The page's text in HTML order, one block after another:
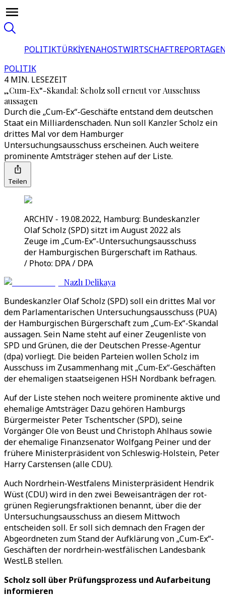
POLITIKTÜRKİYENAHOSTWIRTSCHAFT
POLITIK
4 MIN. LESEZEIT
„Cum-Ex“-Skandal: Scholz soll erneut vor Ausschuss
aussagen
Durch die „Cum-Ex“-Geschäfte entstand dem deutschen
Staat ein Milliardenschaden. Nun soll Kanzler Scholz ein
drittes Mal vor dem Hamburger
Untersuchungsausschuss erscheinen. Auch weitere
prominente Amtsträger stehen auf der Liste.
Teilen
ARCHIV - 19.08.2022, Hamburg: Bundeskanzler
Olaf Scholz (SPD) sitzt im August 2022 als
Zeuge im „Cum-Ex“-Untersuchungsausschuss
der Hamburgischen Bürgerschaft im Rathaus.
/ Photo: DPA / DPA
Nazlı Delikaya
Bundeskanzler Olaf Scholz (SPD) soll ein drittes Mal vor
dem Parlamentarischen Untersuchungsausschuss (PUA)
der Hamburgischen Bürgerschaft zum „Cum-Ex“-Skandal
aussagen. Sein Name steht auf einer Zeugenliste von
SPD und Grünen, die der Deutschen Presse-Agentur
(dpa) vorliegt. Die beiden Parteien wollen Scholz im
Ausschuss im Zusammenhang mit „Cum-Ex“-Geschäften
der ehemaligen staatseigenen HSH Nordbank befragen.
Auf der Liste stehen noch weitere prominente aktive und
ehemalige Amtsträger. Dazu gehören Hamburgs
Bürgermeister Peter Tschentscher (SPD), seine
Vorgänger Ole von Beust und Christoph Ahlhaus sowie
der ehemalige Finanzsenator Wolfgang Peiner und der
frühere Ministerpräsident von Schleswig-Holstein, Peter
Harry Carstensen (alle CDU).
Auch Nordrhein-Westfalens Ministerpräsident Hendrik
Wüst (CDU) wird in den zwei Beweisanträgen der rot-
grünen Regierungsfraktionen benannt, über die der
Untersuchungsausschuss an diesem Mittwoch
entscheiden soll. Er soll sich demnach den Fragen der
Abgeordneten zum Stand der Aufklärung von „Cum-Ex“-
Geschäften der nordrhein-westfälischen Landesbank
WestLB stellen.
Scholz soll über Prüfungsprozess und Aufarbeitung
informieren